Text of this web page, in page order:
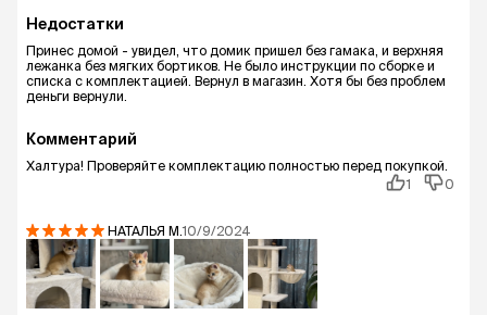
Недостатки
Принес домой - увидел, что домик пришел без гамака, и верхняя
лежанка без мягких бортиков. Не было инструкции по сборке и
списка с комплектацией. Вернул в магазин. Хотя бы без проблем
деньги вернули.
Комментарий
Халтура! Проверяйте комплектацию полностью перед покупкой.
1
0
НАТАЛЬЯ М.10/9/2024